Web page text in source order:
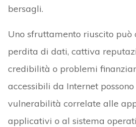
bersagli.
Uno sfruttamento riuscito può
perdita di dati, cattiva
credibilità o problemi
accessibili da Internet
vulnerabilità correlate alle
applicativi o al sistema